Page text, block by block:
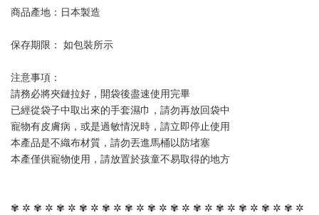
商品產地：日本製造
保存期限： 如包裝所示
注意事項：
請務必將夾鏈拉好，開袋後盡速使用完畢
已經從袋子中取出來的手套濕巾，請勿再放回袋中
寵物有皮膚病，或是過敏情況時，請立即停止使用
本產品是不織布材質，請勿丟進馬桶以防堵塞
本產僅供寵物使用，請放置於孩童不易取得的地方
✾ ✲ ✾ ✲ ✾ ✲ ✾ ✲ ✾ ✲ ✾ ✲ ✾ ✲ ✾ ✲ ✾ ✲ ✾ ✲ ✾ ✲ ✾ ✲ ✾ ✲